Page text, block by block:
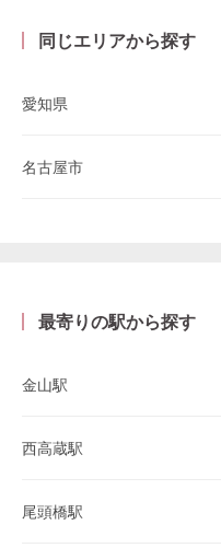
同じエリアから探す
愛知県
名古屋市
最寄りの駅から探す
金山駅
西高蔵駅
尾頭橋駅